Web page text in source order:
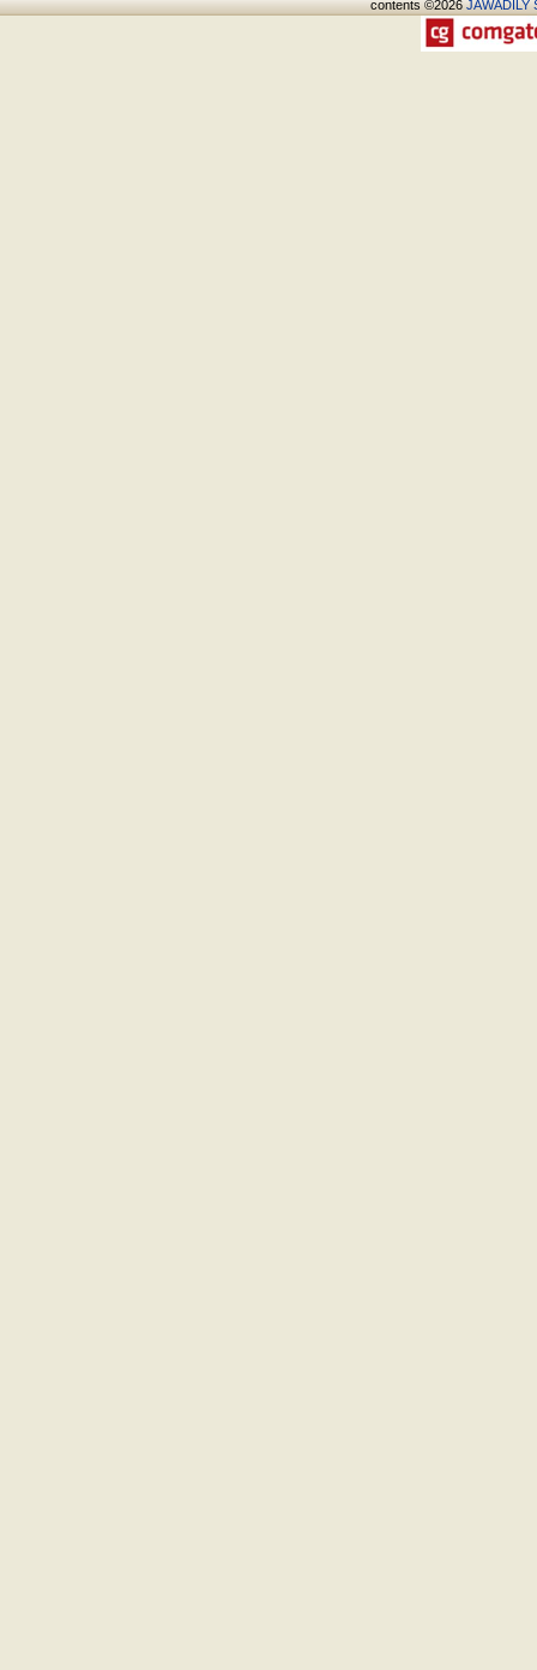
contents ©2026JAWADÍLY